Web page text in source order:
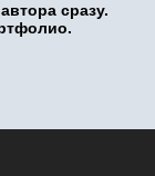
сразу.